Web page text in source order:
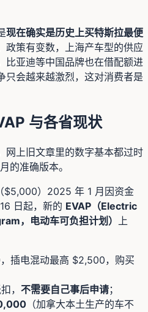
现在确实是历史上买特斯拉最便
政策有变数，上海产车型的供应
比亚迪等中国品牌也在借配额进
只会越来越激烈，这对消费者是
与各省现状
网上旧文章里的数字基本都过时
的准确版本。
$5,000）2025 年 1 月因资金
日起，新的 EVAP（Electric
，电动车可负担计划） 上
，插电混动最高 $2,500，购买
， 不需要自己事后申请；
（加拿大本土生产的车不